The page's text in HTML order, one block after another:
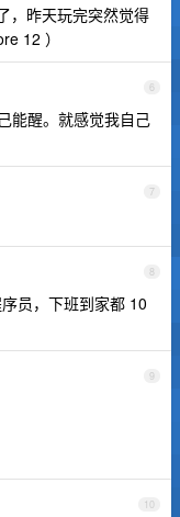
，昨天玩完突然觉得
12 ）
6
能醒。就感觉我自己
7
8
员，下班到家都 10
9
10